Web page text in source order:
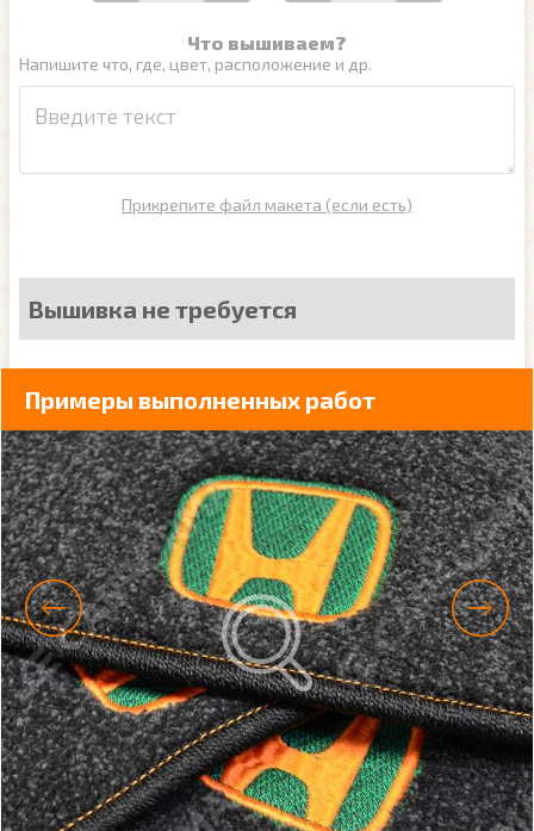
Что вышиваем?
Напишите что, где, цвет, расположение и др.
Прикрепите файл макета (если есть)
Вышивка не требуется
Примеры выполненных работ